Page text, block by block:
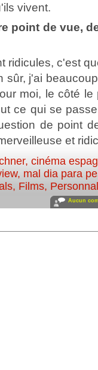
vivent.
point de vue,
ridicules, c'est
sûr, j'ai
moi, le côté le
ce qui se
de point
et
,cinéma
, mal dia para
, Films,
Aucun